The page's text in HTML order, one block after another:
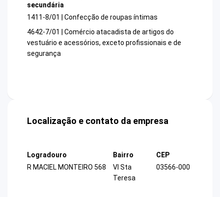
secundária
1411-8/01 | Confecção de roupas íntimas
4642-7/01 | Comércio atacadista de artigos do
vestuário e acessórios, exceto profissionais e de
segurança
Localização e contato da empresa
Logradouro
R MACIEL MONTEIRO 568
Bairro
Vl Sta
Teresa
CEP
03566-000